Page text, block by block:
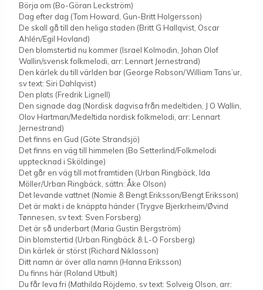
Börja om (Bo-Göran Leckström)
Dag efter dag (Tom Howard, Gun-Britt Holgersson)
De skall gå till den heliga staden (Britt G Hallqvist, Oscar
Ahlén/Egil Hovland)
Den blomstertid nu kommer (Israel Kolmodin, Johan Olof
Wallin/svensk folkmelodi, arr: Lennart Jernestrand)
Den kärlek du till världen bar (George Robson/William Tans’ur,
sv text: Siri Dahlqvist)
Den plats (Fredrik Lignell)
Den signade dag (Nordisk dagvisa från medeltiden, J O Wallin,
Olov Hartman/Medeltida nordisk folkmelodi, arr: Lennart
Jernestrand)
Det finns en Gud (Göte Strandsjö)
Det finns en väg till himmelen (Bo Setterlind/Folkmelodi
upptecknad i Sköldinge)
Det går en väg till mot framtiden (Urban Ringbäck, Ida
Möller/Urban Ringbäck, sättn: Åke Olson)
Det levande vattnet (Nomie & Bengt Eriksson/Bengt Eriksson)
Det är makt i de knäppta händer (Trygve Bjerkrheim/Øvind
Tønnesen, sv text: Sven Forsberg)
Det är så underbart (Maria Gustin Bergström)
Din blomstertid (Urban Ringbäck & L-O Forsberg)
Din kärlek är störst (Richard Niklasson)
Ditt namn är över alla namn (Hanna Eriksson)
Du finns här (Roland Utbult)
Du får leva fri (Mathilda Röjdemo, sv text: Solveig Olson, arr: